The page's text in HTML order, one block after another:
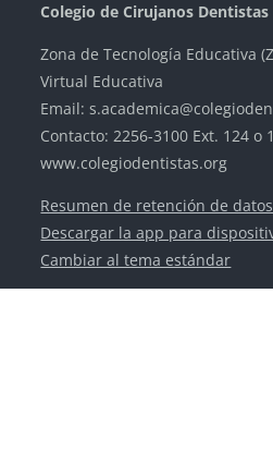
Colegio de Cirujanos Dentistas
Zona de Tecnología Educativa
Virtual Educativa
Email:
Contacto: 2256-3100 Ext. 124 o
www.colegiodentistas.org
Resumen de retención de datos
Descargar la app para
Cambiar al tema estándar